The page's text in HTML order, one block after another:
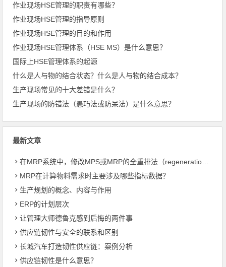
作业现场HSE管理的职责有哪些？
作业现场HSE管理的指导原则
作业现场HSE管理的目的和作用
作业现场HSE管理体系（HSE MS）是什么意思？
国际上HSE管理体系的起源
什么是人与物的结合状态？什么是人与物的结合成本？
生产现场常见的十大差错是什么？
生产现场的防错法（愚巧法或防呆法）是什么意思？
最新文章
在MRP系统中，修改MPS或MRP的全重排法（regeneration）和净改变法？
MRP在计算物料需求时主要涉及哪些指标数据？
生产规划的概念、内容与作用
ERP的计划层次
让管理大师德鲁克感到后悔的两件事
供应链韧性与安全的联系和区别
长城汽车打造韧性供应链：案例分析
供应链韧性是什么意思？